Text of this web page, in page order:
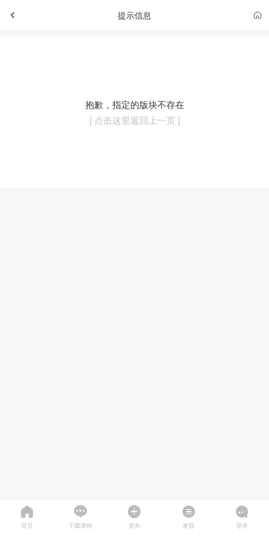
提示信息
抱歉，指定的版块不存在
[ 点击这里返回上一页 ]
首页 下载课程 发布 发现 登录